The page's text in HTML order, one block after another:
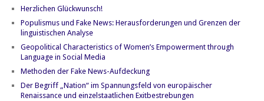
Herzlichen Glückwunsch!
Populismus und Fake News: Herausforderungen und Grenzen der
linguistischen Analyse
Geopolitical Characteristics of Women’s Empowerment through
Language in Social Media
Methoden der Fake News-Aufdeckung
Der Begriff „Nation“ im Spannungsfeld von europäischer
Renaissance und einzelstaatlichen Exitbestrebungen